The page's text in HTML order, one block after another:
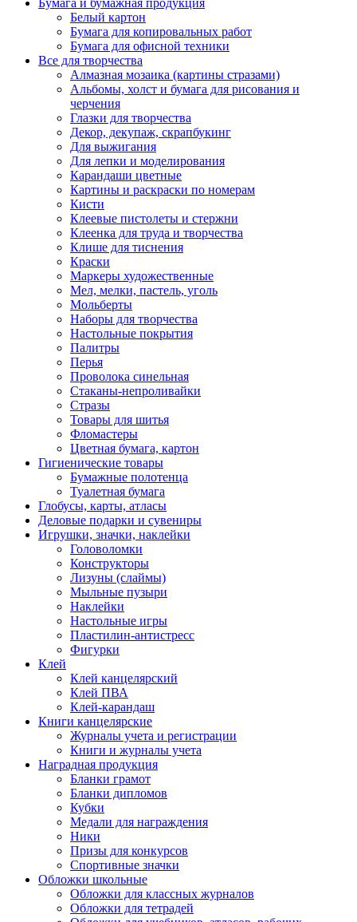
Бумага и бумажная продукция
Белый картон
Бумага для копировальных работ
Бумага для офисной техники
Все для творчества
Алмазная мозаика (картины стразами)
Альбомы, холст и бумага для рисования и
черчения
Глазки для творчества
Декор, декупаж, скрапбукинг
Для выжигания
Для лепки и моделирования
Карандаши цветные
Картины и раскраски по номерам
Кисти
Клеевые пистолеты и стержни
Клеенка для труда и творчества
Клише для тиснения
Краски
Маркеры художественные
Мел, мелки, пастель, уголь
Мольберты
Наборы для творчества
Настольные покрытия
Палитры
Перья
Проволока синельная
Стаканы-непроливайки
Стразы
Товары для шитья
Фломастеры
Цветная бумага, картон
Гигиенические товары
Бумажные полотенца
Туалетная бумага
Глобусы, карты, атласы
Деловые подарки и сувениры
Игрушки, значки, наклейки
Головоломки
Конструкторы
Лизуны (слаймы)
Мыльные пузыри
Наклейки
Настольные игры
Пластилин-антистресс
Фигурки
Клей
Клей канцелярский
Клей ПВА
Клей-карандаш
Книги канцелярские
Журналы учета и регистрации
Книги и журналы учета
Наградная продукция
Бланки грамот
Бланки дипломов
Кубки
Медали для награждения
Ники
Призы для конкурсов
Спортивные значки
Обложки школьные
Обложки для классных журналов
Обложки для тетрадей